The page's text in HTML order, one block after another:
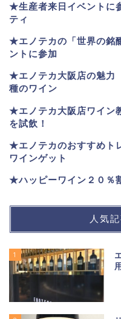
★生産者来日イベントに
ティ
★エノテカの「世界の銘
ントに参加
★エノテカ大阪店の魅力
種のワイン
★エノテカ大阪店ワイン
を試飲！
★エノテカのおすすめト
ワインゲット
★ハッピーワイン２０％
人気
1